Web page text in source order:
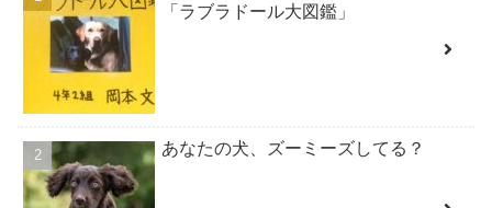
「ラブラドール大図鑑」
あなたの犬、ズーミーズしてる？